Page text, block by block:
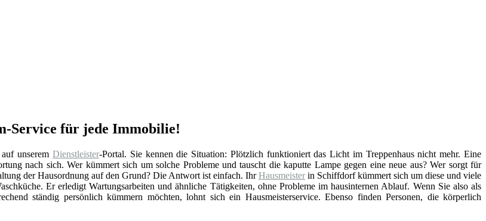
Service für jede Immobilie!
unseremDienstleister-Portal. Sie kennen die Situation: Plötzlich funktioniert das Licht im Treppenhaus nicht mehr. Eine
nach sich. Wer kümmert sich um solche Probleme und tauscht die kaputte Lampe gegen eine neue aus? Wer sorgt für
der Hausordnung auf den Grund? Die Antwort ist einfach. IhrHausmeister in Schiffdorf kümmert sich um diese und viele
Er erledigt Wartungsarbeiten und ähnliche Tätigkeiten, ohne Probleme im hausinternen Ablauf. Wenn Sie also als
ständig persönlich kümmern möchten, lohnt sich ein Hausmeisterservice. Ebenso finden Personen, die körperlich